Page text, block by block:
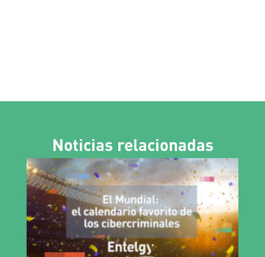
Noticias relacionadas